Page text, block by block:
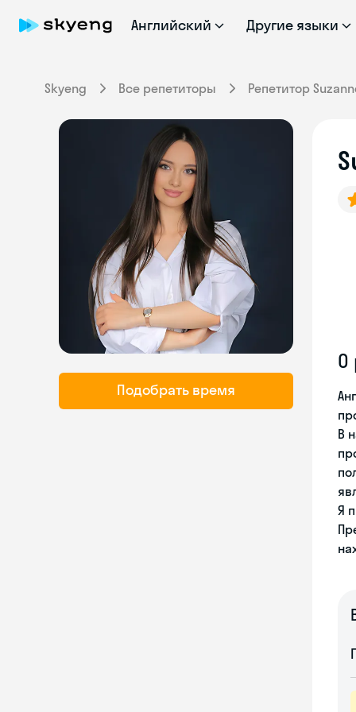
Английский Другие языки
Skyeng Все репетиторы Репетитор
Подобрать время
О
В
Я